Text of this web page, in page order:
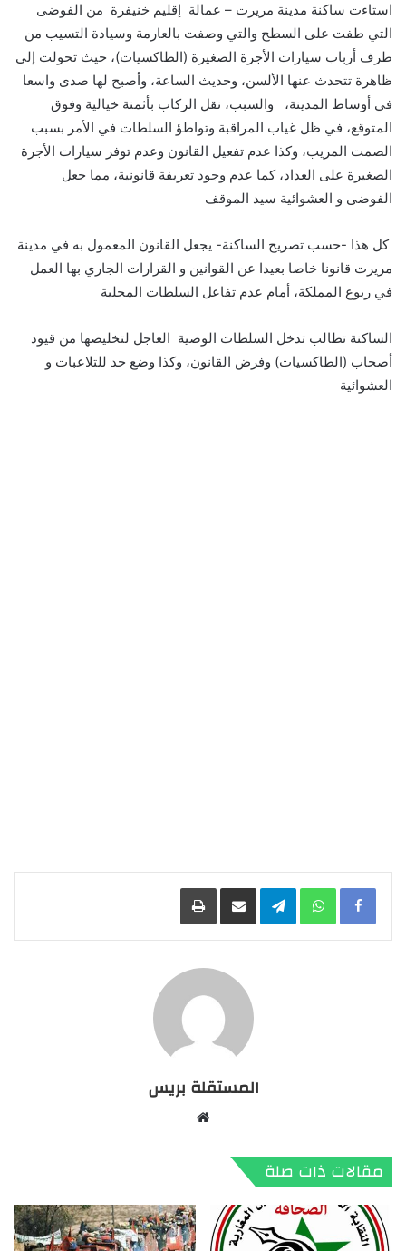
استاءت ساكنة مدينة مريرت – عمالة إقليم خنيفرة من الفوضى
التي طفت على السطح والتي وصفت بالعارمة وسيادة التسيب من
طرف أرباب سيارات الأجرة الصغيرة (الطاكسيات)، حيث تحولت إلى
ظاهرة تتحدث عنها الألسن، وحديث الساعة، وأصبح لها صدى واسعا
في أوساط المدينة، والسبب، نقل الركاب بأثمنة خيالية وفوق
المتوقع، في ظل غياب المراقبة وتواطؤ السلطات في الأمر بسبب
الصمت المريب، وكذا عدم تفعيل القانون وعدم توفر سيارات الأجرة
الصغيرة على العداد، كما عدم وجود تعريفة قانونية، مما جعل
الفوضى و العشوائية سيد الموقف
كل هذا -حسب تصريح الساكنة- يجعل القانون المعمول به في مدينة
مريرت قانونا خاصا بعيدا عن القوانين و القرارات الجاري بها العمل
في ربوع المملكة، أمام عدم تفاعل السلطات المحلية
الساكنة تطالب تدخل السلطات الوصية العاجل لتخليصها من قيود
أصحاب (الطاكسيات) وفرض القانون، وكذا وضع حد للتلاعبات و
العشوائية
Facebook
WhatsApp
Telegramمشاركة عبر البريد طباعة
المستقلة بريس
مقالات ذات صلة